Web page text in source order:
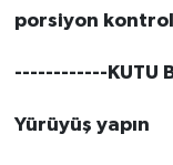
porsiyon
------------KUTU
Yürüyüş yapın